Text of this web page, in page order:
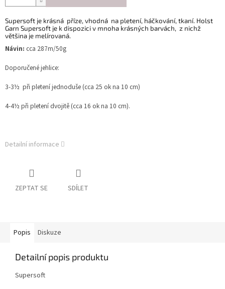
Supersoft je krásná příze, vhodná na pletení, háčkování, tkaní. Holst
Garn Supersoft je k dispozici v mnoha krásných barvách, z nichž
většina je melírovaná.
Návin: cca 287m/50g
Doporučené jehlice:
3-3½ při pletení jednoduše (cca 25 ok na 10 cm)
4-4½ při pletení dvojitě (cca 16 ok na 10 cm).
Detailní informace
ZEPTAT SE SDÍLET
Popis Diskuze
Detailní popis produktu
Supersoft